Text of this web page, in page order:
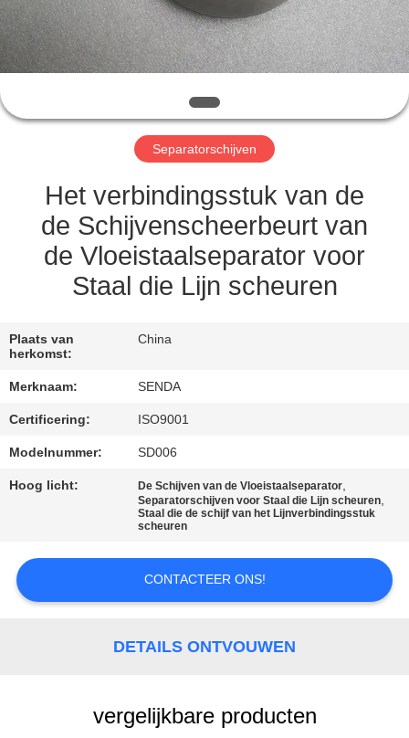
KWALITEITSCONTROLE
NIEUWS
GEVALLEN
VRAAG
EEN
OFFERTE
SITEMAP
PRIVACYBELEID
Separatorschijven
Het verbindingsstuk van de
de Schijvenscheerbeurt van
de Vloeistaalseparator voor
Staal die Lijn scheuren
Plaats van
herkomst:
China
Merknaam: SENDA
Certificering: ISO9001
Modelnummer: SD006
Hoog licht: De Schijven van de Vloeistaalseparator,
Separatorschijven voor Staal die Lijn scheuren,
Staal die de schijf van het Lijnverbindingsstuk
scheuren
CONTACTEER ONS!
DETAILS ONTVOUWEN
vergelijkbare producten